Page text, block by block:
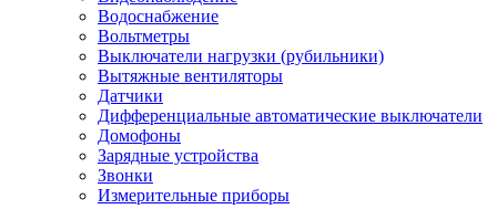
Водоснабжение
Вольтметры
Выключатели нагрузки (рубильники)
Вытяжные вентиляторы
Датчики
Дифференциальные автоматические выключатели
Домофоны
Зарядные устройства
Звонки
Измерительные приборы